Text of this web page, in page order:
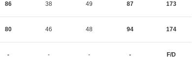
86 38 49 87 173
80 46 48 94 174
- - - - F/D